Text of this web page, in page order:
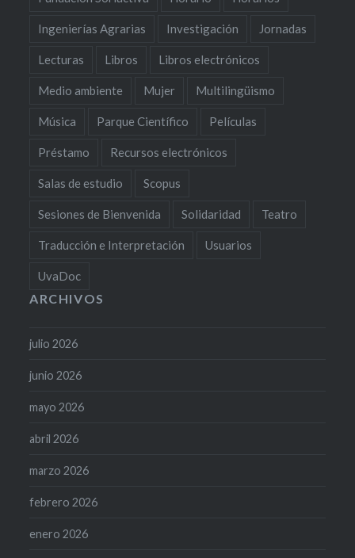
Ingenierías Agrarias Investigación Jornadas
Lecturas Libros Libros electrónicos
Medio ambiente Mujer Multilingüismo
Música Parque Científico Películas
Préstamo Recursos electrónicos
Salas de estudio Scopus
Sesiones de Bienvenida Solidaridad Teatro
Traducción e Interpretación Usuarios
UvaDoc
ARCHIVOS
julio 2026
junio 2026
mayo 2026
abril 2026
marzo 2026
febrero 2026
enero 2026